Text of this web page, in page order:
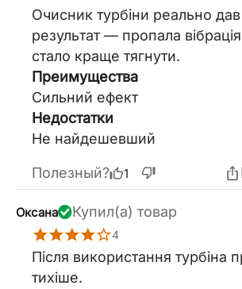
Очисник турбіни реально дав
результат — пропала
стало краще тягнути.
Преимущества
Сильний ефект
Недостатки
Не найдешевший
Полезный? 1
Оксана Купил(а) товар
4
Після використання турбіна
тихіше.